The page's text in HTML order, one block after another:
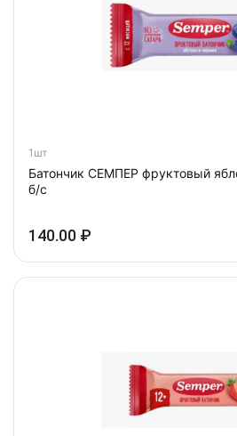
1шт
Батончик СЕМПЕР фруктовый
б/с
140.00 ₽